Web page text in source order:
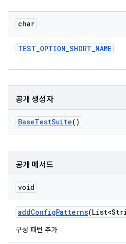
char
TEST_OPTION_SHORT_NAME
공개 생성자
BaseTestSuite()
공개 메서드
void
addConfigPatterns
구성 패턴 추가